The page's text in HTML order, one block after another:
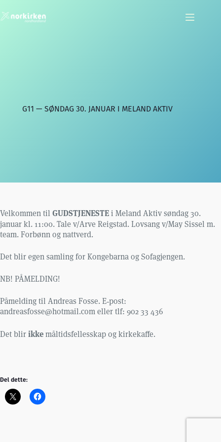
til
innholdet
G11 — SØNDAG 30. JANUAR I MELAND AKTIV
Velkommen til GUDSTJENESTEi Meland Aktiv søndag 30.
januar kl. 11:00. Tale v/Arve Reigstad. Lovsang v/May Sissel m.
team. Forbønn og nattverd.
Det blir egen samling for Kongebarna og Sofagjengen.
NB! PÅMELDING!
Påmelding til Andreas Fosse. E‑post:
andreasfosse@hotmail.com eller tlf: 902 33 436
Det blirikkemåltidsfellesskap og kirkekaffe.
Del dette: